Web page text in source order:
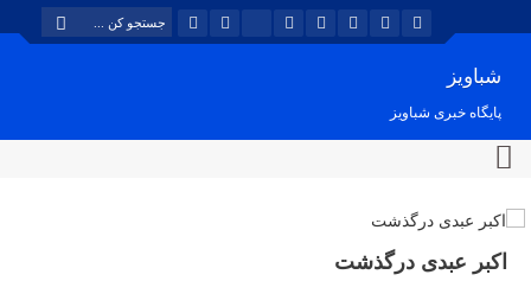
شباویز
پایگاه خبری شباویز
اکبر عبدی درگذشت